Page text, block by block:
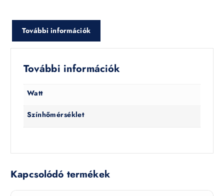
További információk
További információk
Watt
Színhőmérséklet
Kapcsolódó termékek